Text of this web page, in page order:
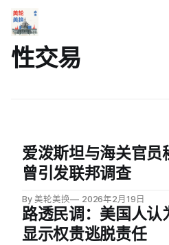
性交易
爱泼斯坦与海关官员
曾引发联邦调查
By 美轮美换 2026年2月19日
路透民调：美国人认
显示权贵逃脱责任